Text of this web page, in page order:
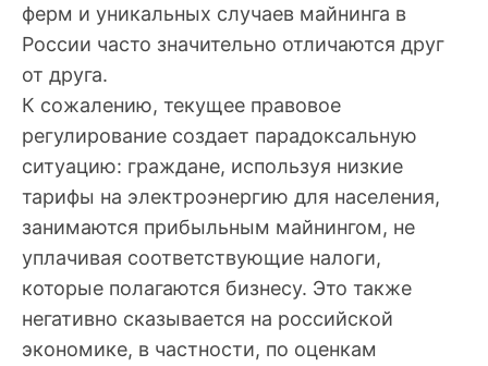
ферм и уникальных случаев майнинга в
России часто значительно отличаются друг
от друга.
К сожалению, текущее правовое
регулирование создает парадоксальную
ситуацию: граждане, используя низкие
тарифы на электроэнергию для населения,
занимаются прибыльным майнингом, не
уплачивая соответствующие налоги,
которые полагаются бизнесу. Это также
негативно сказывается на российской
экономике, в частности, по оценкам